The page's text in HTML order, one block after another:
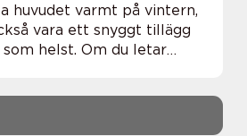
huvudet varmt på vintern,
vara ett snyggt tillägg
helst. Om du letar